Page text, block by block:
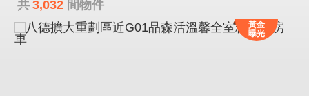
共 3,032 間物件
黃金
曝光